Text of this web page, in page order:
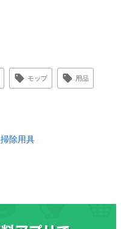
モップ 用品
掃除用具